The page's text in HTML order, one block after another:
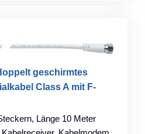
geschirmtes
Class A mit F-
Länge 10 Meter